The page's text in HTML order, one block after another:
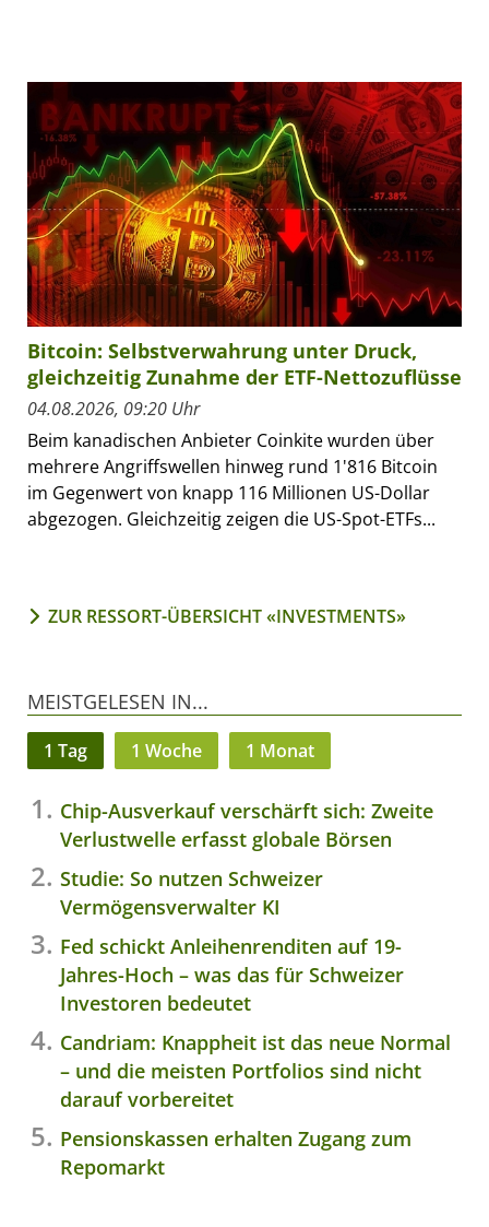
Bitcoin: Selbstverwahrung unter Druck,
gleichzeitig Zunahme der ETF-Nettozuflüsse
04.08.2026, 09:20 Uhr
Beim kanadischen Anbieter Coinkite wurden über
mehrere Angriffswellen hinweg rund 1'816 Bitcoin
im Gegenwert von knapp 116 Millionen US-Dollar
abgezogen. Gleichzeitig zeigen die US-Spot-ETFs...
ZUR RESSORT-ÜBERSICHT «INVESTMENTS»
MEISTGELESEN IN...
1 Tag 1 Woche 1 Monat
Chip-Ausverkauf verschärft sich: Zweite
Verlustwelle erfasst globale Börsen
Studie: So nutzen Schweizer
Vermögensverwalter KI
Fed schickt Anleihenrenditen auf 19-
Jahres-Hoch – was das für Schweizer
Investoren bedeutet
Candriam: Knappheit ist das neue Normal
– und die meisten Portfolios sind nicht
darauf vorbereitet
Pensionskassen erhalten Zugang zum
Repomarkt